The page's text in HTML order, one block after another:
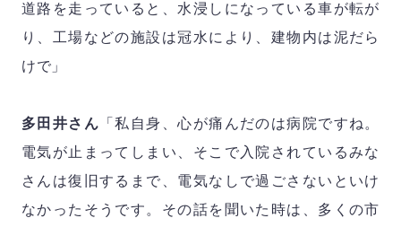
道路を走っていると、水浸しになっている車が転が
り、工場などの施設は冠水により、建物内は泥だら
けで」
多田井さん 「私自身、心が痛んだのは病院ですね。
電気が止まってしまい、そこで入院されているみな
さんは復旧するまで、電気なしで過ごさないといけ
なかったそうです。その話を聞いた時は、多くの市